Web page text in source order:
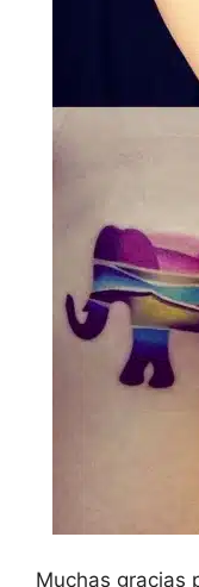
Muchas gracias